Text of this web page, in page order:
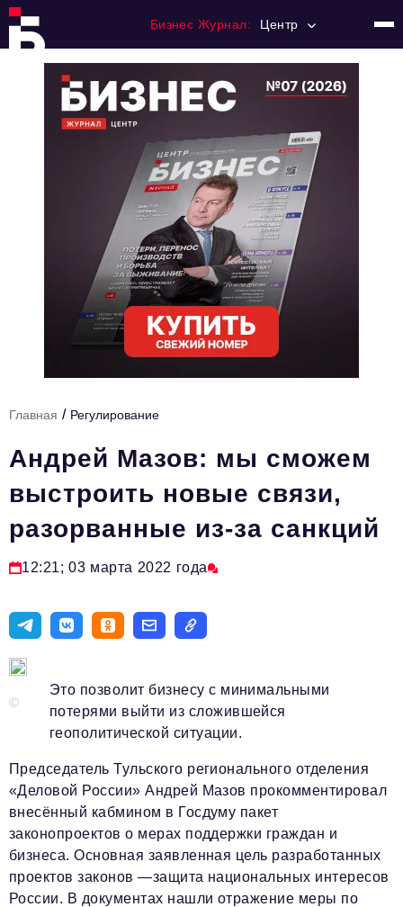
Бизнес Журнал: Центр
Регулирование
Премия "Тульский Бизнес"
История тульского предпринимательства
Тема номера
HR
Персона номера
Инфраструктура развития
Туризм
Импортозамещение
Мероприятия
Авторские материалы
Видео
Телефон редакции:+7 495 727-01-67
Электронные почты редакции:
Информационный отдел
info@business-magazine.online
Главная / Регулирование
Андрей Мазов: мы сможем
выстроить новые связи,
разорванные из-за санкций
12:21; 03 марта 2022 года
©
Это позволит бизнесу с минимальными
потерями выйти из сложившейся
геополитической ситуации.
Председатель Тульского регионального отделения
«Деловой России» Андрей Мазов прокомментировал
внесённый кабмином в Госдуму пакет
законопроектов о мерах поддержки граждан и
бизнеса. Основная заявленная цель разработанных
проектов законов —защита национальных интересов
России. В документах нашли отражение меры по